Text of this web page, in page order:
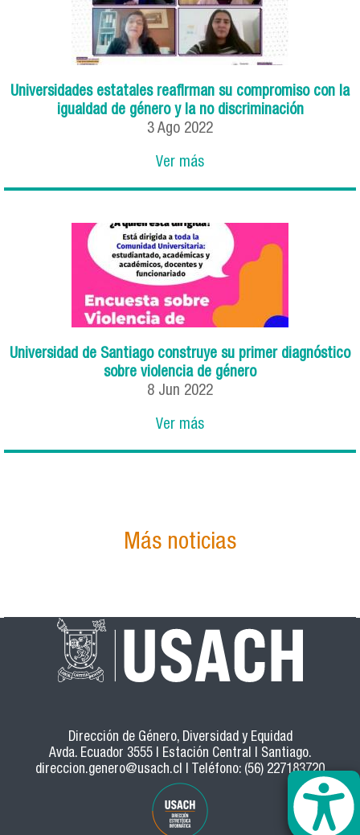
Universidades estatales reafirman su compromiso con la
igualdad de género y la no discriminación
3 Ago 2022
Ver más
Universidad de Santiago construye su primer diagnóstico
sobre violencia de género
8 Jun 2022
Ver más
Más noticias
Dirección de Género, Diversidad y Equidad
Avda. Ecuador 3555 | Estación Central | Santiago.
direccion.genero@usach.cl | Teléfono: (56) 227183720